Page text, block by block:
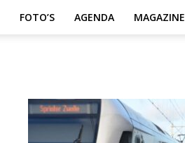
FOTO’S AGENDA MAGAZINE